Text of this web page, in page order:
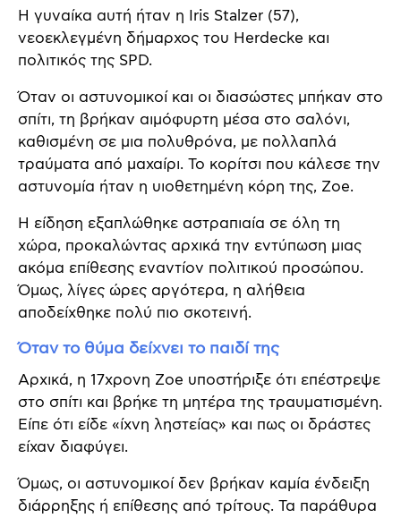
Η γυναίκα αυτή ήταν η Iris Stalzer (57),
νεοεκλεγμένη δήμαρχος του Herdecke και
πολιτικός της SPD.
Όταν οι αστυνομικοί και οι διασώστες μπήκαν στο
σπίτι, τη βρήκαν αιμόφυρτη μέσα στο σαλόνι,
καθισμένη σε μια πολυθρόνα, με πολλαπλά
τραύματα από μαχαίρι. Το κορίτσι που κάλεσε την
αστυνομία ήταν η υιοθετημένη κόρη της, Zoe.
Η είδηση εξαπλώθηκε αστραπιαία σε όλη τη
χώρα, προκαλώντας αρχικά την εντύπωση μιας
ακόμα επίθεσης εναντίον πολιτικού προσώπου.
Όμως, λίγες ώρες αργότερα, η αλήθεια
αποδείχθηκε πολύ πιο σκοτεινή.
Όταν το θύμα δείχνει το παιδί της
Αρχικά, η 17χρονη Zoe υποστήριξε ότι επέστρεψε
στο σπίτι και βρήκε τη μητέρα της τραυματισμένη.
Είπε ότι είδε «ίχνη ληστείας» και πως οι δράστες
είχαν διαφύγει.
Όμως, οι αστυνομικοί δεν βρήκαν καμία ένδειξη
διάρρηξης ή επίθεσης από τρίτους. Τα παράθυρα